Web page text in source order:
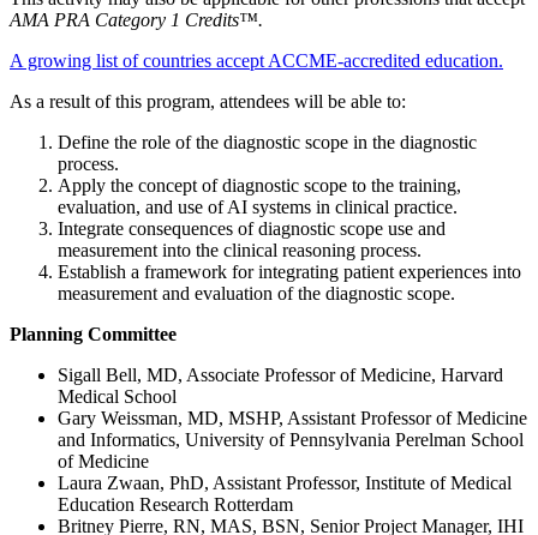
AMA PRA Category 1 Credits™.
A growing list of countries accept ACCME-accredited education.
As a result of this program, attendees will be able to:
Define the role of the diagnostic scope in the diagnostic
process.
Apply the concept of diagnostic scope to the training,
evaluation, and use of AI systems in clinical practice.
Integrate consequences of diagnostic scope use and
measurement into the clinical reasoning process.
Establish a framework for integrating patient experiences into
measurement and evaluation of the diagnostic scope.
Planning Committee
Sigall Bell, MD, Associate Professor of Medicine, Harvard
Medical School
Gary Weissman, MD, MSHP, Assistant Professor of Medicine
and Informatics, University of Pennsylvania Perelman School
of Medicine
Laura Zwaan, PhD, Assistant Professor, Institute of Medical
Education Research Rotterdam
Britney Pierre, RN, MAS, BSN, Senior Project Manager, IHI